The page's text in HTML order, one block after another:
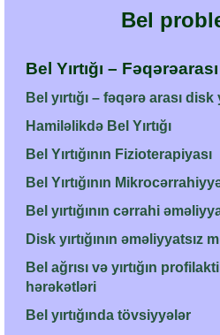
Bel
Bel Yırtığı –
Bel yırtığı – fəqərə arası disk
Hamiləlikdə Bel Yırtığı
Bel Yırtığının Fizioterapiyası
Bel Yırtığının
Bel yırtığının cərrahi
Disk yırtığının əməliyyatsız
Bel ağrısı və yırtığın
hərəkətləri
Bel yırtığında tövsiyyələr